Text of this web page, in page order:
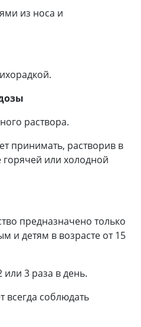
из носа и
раствора.
принимать, растворив в
горячей или холодной
предназначено только
и детям в возрасте от 15
или 3 раза в день.
всегда соблюдать